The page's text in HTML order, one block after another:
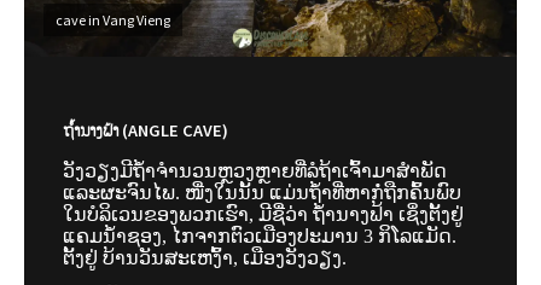
cave in Vang Vieng
ຖ້ຳນາງຟ້າ (ANGLE CAVE)
ວັງວຽງມີຖ້ຳຈຳນວນຫຼວງຫຼາຍທີ່ລໍຖ້າເຈົ້າມາສຳພັດ
ແລະຜະຈົນໄພ. ໜື່ງໃນນັ້ນ ແມ່ນຖ້ຳທີ່ຫາກໍ່ຖືກຄົ້ນພົບ
ໃນບໍລິເວນຂອງພວກເຮົາ, ມີຊື່ວ່າ ຖ້ຳນາງຟ້າ ເຊິ່ງຕັ້ງຢູ່
ແຄມນ້ຳຊອງ, ໄກຈາກຕົວເມືອງປະມານ 3 ກິໂລແມັດ.
ຕັ້ງຢູ່ ບ້ານວັນສະເຫງົ້າ, ເມືອງວັງວຽງ.